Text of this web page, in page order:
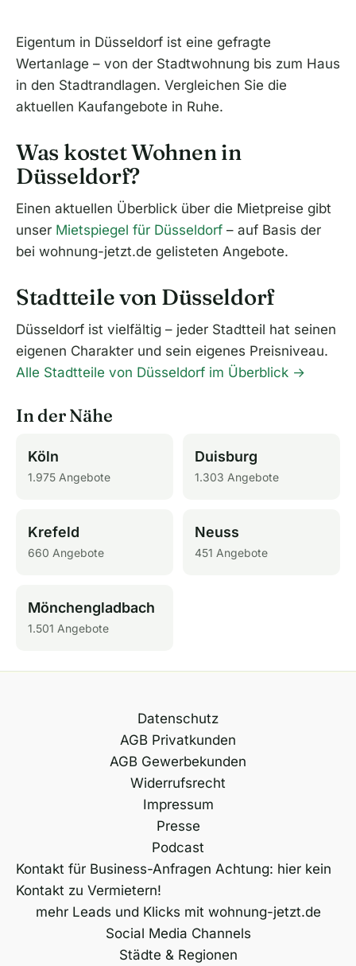
Eigentum in Düsseldorf ist eine gefragte
Wertanlage – von der Stadtwohnung bis zum Haus
in den Stadtrandlagen. Vergleichen Sie die
aktuellen Kaufangebote in Ruhe.
Was kostet Wohnen in
Düsseldorf?
Einen aktuellen Überblick über die Mietpreise gibt
unser Mietspiegel für Düsseldorf – auf Basis der
bei wohnung-jetzt.de gelisteten Angebote.
Stadtteile von Düsseldorf
Düsseldorf ist vielfältig – jeder Stadtteil hat seinen
eigenen Charakter und sein eigenes Preisniveau.
Alle Stadtteile von Düsseldorf im Überblick →
In der Nähe
Köln
1.975 Angebote
Duisburg
1.303 Angebote
Krefeld
660 Angebote
Neuss
451 Angebote
Mönchengladbach
1.501 Angebote
Datenschutz
AGB Privatkunden
AGB Gewerbekunden
Widerrufsrecht
Impressum
Presse
Podcast
Kontakt für Business-Anfragen Achtung: hier kein
Kontakt zu Vermietern!
mehr Leads und Klicks mit wohnung-jetzt.de
Social Media Channels
Städte & Regionen